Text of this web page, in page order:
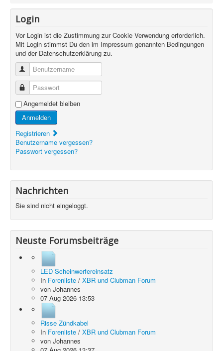
Login
Vor Login ist die Zustimmung zur Cookie Verwendung erforderlich.
Mit Login stimmst Du den im Impressum genannten Bedingungen
und der Datenschutzerklärung zu.
Benutzername
Passwort
Angemeldet bleiben
Anmelden
Registrieren
Benutzername vergessen?
Passwort vergessen?
Nachrichten
Sie sind nicht eingeloggt.
Neuste Forumsbeiträge
LED Scheinwerfereinsatz
In Forenliste / XBR und Clubman Forum
von Johannes
07 Aug 2026 13:53
Risse Zündkabel
In Forenliste / XBR und Clubman Forum
von Johannes